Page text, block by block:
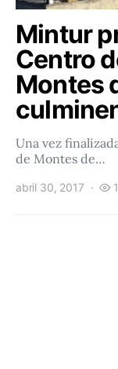
Mintur
Centro
Montes
Una vez
de Montes de…
abril 30, 2017